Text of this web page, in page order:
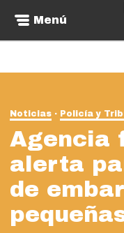
Menú
Noticias Policía y
Agencia
alerta
de